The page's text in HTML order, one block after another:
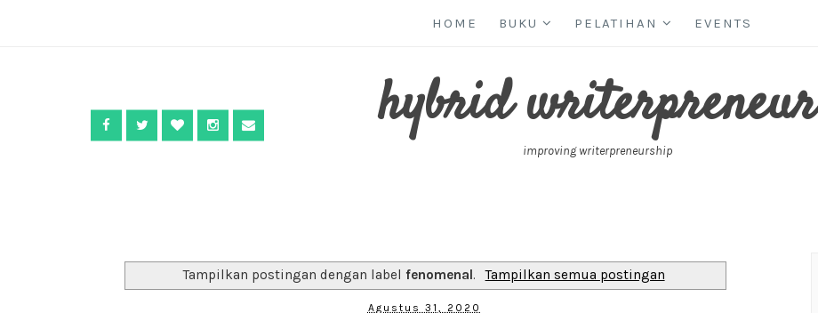
HOME BUKU PELATIHAN EVENTS
hybrid writerpreneur
improving writerpreneurship
Tampilkan postingan dengan label fenomenal. Tampilkan semua postingan
Agustus 31, 2020